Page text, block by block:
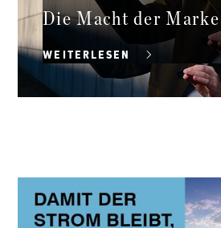
Die Macht der Marke
WEITERLESEN